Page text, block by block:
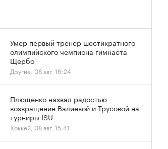
Умер первый тренер шестикратного
олимпийского чемпиона гимнаста
Щербо
Другие, 08 авг, 16:24
Плющенко назвал радостью
возвращение Валиевой и Трусовой на
турниры ISU
Хоккей, 08 авг, 15:41